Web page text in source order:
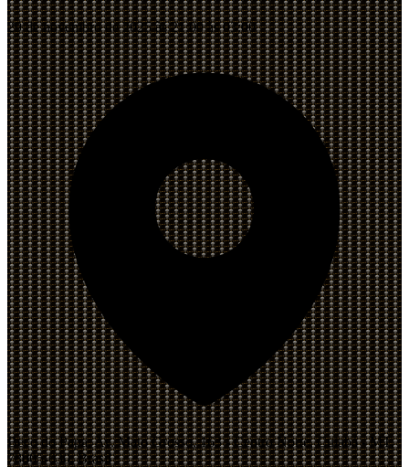
29 de novembro de 2025 às 21:00 às 03:00
Beco do Papa, Av. Mato Grosso, 163 - Centro Norte, Cuiabá - MT,
78005-030, Brasil